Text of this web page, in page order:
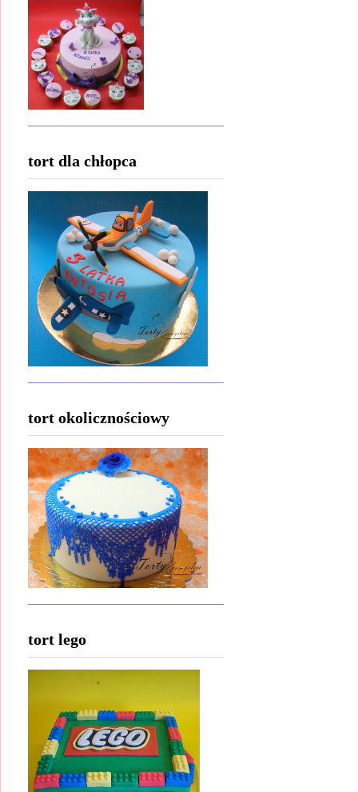
tort dla chłopca
tort okolicznościowy
tort lego